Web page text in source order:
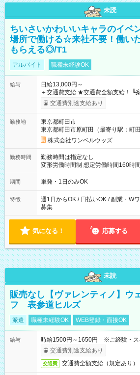
未読
ちいさいかわいいキャラのイベ
場所で働ける☆来社不要！働い
もらえる◎/T1
アルバイト 職種未経験OK
給与
日給13,000円～
＋交通費支給 ★交通費全額支給！ ┗案件により規定あり ★日払
いOK！（規定あり） ┗働いたその日
ンビニATMから 日払い分を引き落とせます！ 【
交通費別途支給あり
勤務地
東京都町田市
東京都町田市原町田（最寄り駅：町田
株式会社ワンベルウッズ
勤務時間
勤務時間は指定なし
変形労働時間制 想定労働時間160時間/月 【シフト例】 ・
～21：00
期間 単発・1日のみOK
特徴
週1日からOK / 日払いOK / 副業・W
募集
気になる！ 応募する
未読
販売なし【ヴァレンティノ】ウ
フ 表参道ヒルズ
派遣 職種未経験OK WEB登録・面接OK
給与
時給1500円～1650円 ※ご経験・ス
交通費別途支給あり
交通費 交通費全額支給（規定あり）